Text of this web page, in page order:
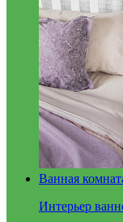
Ванная
Интерьер